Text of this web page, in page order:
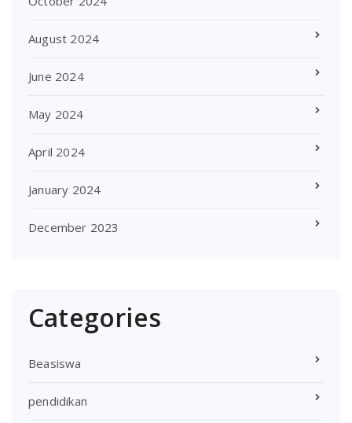
August 2024
June 2024
May 2024
April 2024
January 2024
December 2023
Categories
Beasiswa
pendidikan